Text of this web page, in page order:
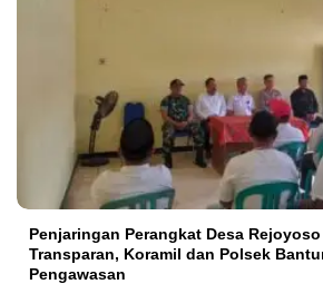
Penjaringan Perangkat Desa
Transparan, Koramil dan Polsek
Pengawasan